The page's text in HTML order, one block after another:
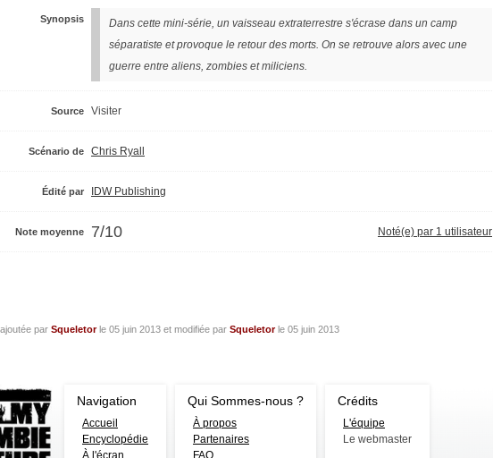
Synopsis
Dans cette mini-série, un vaisseau extraterrestre s'écrase dans un camp
séparatiste et provoque le retour des morts. On se retrouve alors avec une
guerre entre aliens, zombies et miliciens.
Source Visiter
Scénario de Chris Ryall
Édité par IDW Publishing
Note moyenne 7/10 Noté(e) par 1 utilisateur
par Squeletorle 05 juin 2013 et modifiée par Squeletorle 05 juin 2013
Navigation
Accueil
Encyclopédie
À l'écran
Qui Sommes-nous ?
À propos
Partenaires
FAQ
Crédits
L'équipe
Le webmaster